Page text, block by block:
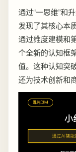
通过“一思维”和
发现了其核心本
通过维度建模和
个全新的认知框
值。这种认知突
还为技术创新和